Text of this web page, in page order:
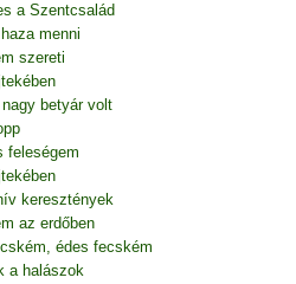
a Szentcsalád
menni
szereti
betyár volt
feleségem
keresztények
az erdőben
édes fecském
a halászok